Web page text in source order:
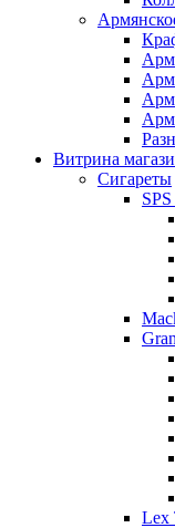
Витрина
Cигареты
Lex